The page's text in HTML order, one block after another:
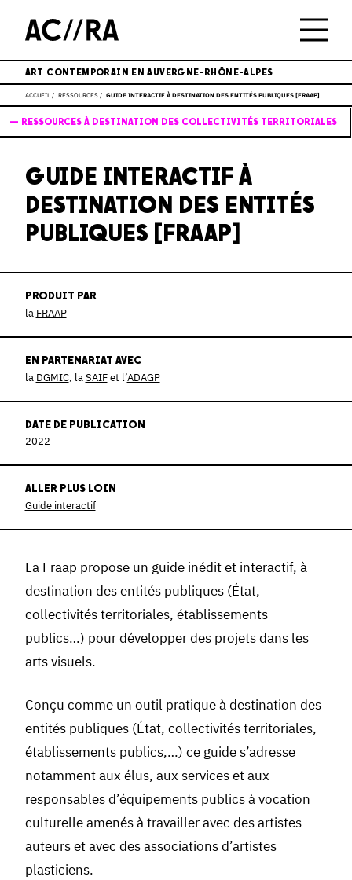
ART CONTEMPORAIN EN AUVERGNE-RHÔNE-ALPES
ACCUEIL RESSOURCES GUIDE INTERACTIF À DESTINATION DES ENTITÉS PUBLIQUES [FRAAP]
— RESSOURCES À DESTINATION DES COLLECTIVITÉS TERRITORIALES
GUIDE INTERACTIF À
DESTINATION DES ENTITÉS
PUBLIQUES [FRAAP]
PRODUIT PAR
la FRAAP
EN PARTENARIAT AVEC
la DGMIC, laSAIFet l’ADAGP
DATE DE PUBLICATION
2022
ALLER PLUS LOIN
Guide interactif
La Fraap propose un guide inédit et interactif, à
destination des entités publiques (État,
collectivités territoriales, établissements
publics…) pour développer des projets dans les
arts visuels.
Conçu comme un outil pratique à destination des
entités publiques (État, collectivités territoriales,
établissements publics,…) ce guide s’adresse
notamment aux élus, aux services et aux
responsables d’équipements publics à vocation
culturelle amenés à travailler avec des artistes-
auteurs et avec des associations d’artistes
plasticiens.